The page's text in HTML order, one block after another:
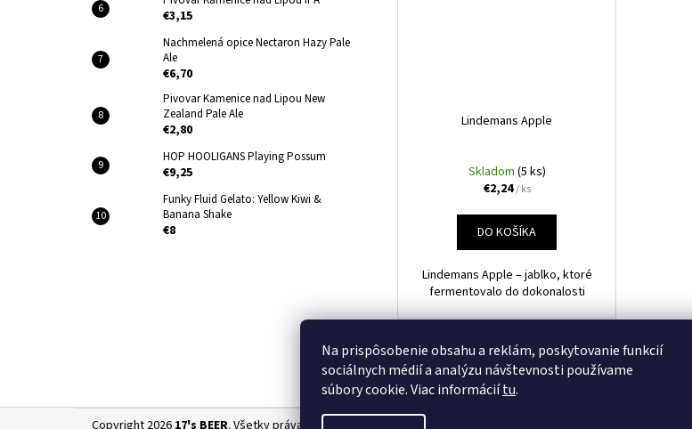
Na prispôsobenie obsahu a reklám, poskytovanie funkcií
sociálnych médií a analýzu návštevnosti používame
súbory cookie. Viac informáciítu.
€3,15
Nachmelená opice Nectaron Hazy Pale
Ale
€6,70
Pivovar Kamenice nad Lipou New
Zealand Pale Ale
€2,80
HOP HOOLIGANS Playing Possum
€9,25
Funky Fluid Gelato: Yellow Kiwi &
Banana Shake
€8
Lindemans Apple
Skladom (5 ks)
€2,24/ ks
DO KOŠÍKA
Lindemans Apple – jablko, ktoré
fermentovalo do dokonalosti
Copyright 2026 17's BEER. Všetky práva vyhradené.